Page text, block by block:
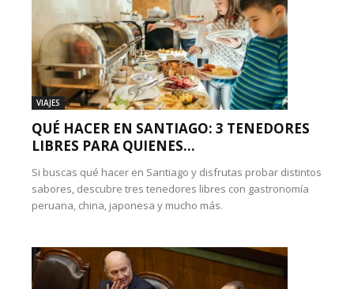
VIAJES
QUÉ HACER EN SANTIAGO: 3 TENEDORES
LIBRES PARA QUIENES...
Si buscas qué hacer en Santiago y disfrutas probar distintos
sabores, descubre tres tenedores libres con gastronomía
peruana, china, japonesa y mucho más.